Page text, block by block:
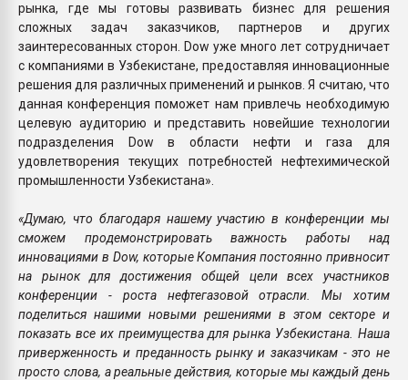
рынка, где мы готовы развивать бизнес для решения
сложных задач заказчиков, партнеров и других
заинтересованных сторон. Dow уже много лет сотрудничает
с компаниями в Узбекистане, предоставляя инновационные
решения для различных применений и рынков. Я считаю, что
данная конференция поможет нам привлечь необходимую
целевую аудиторию и представить новейшие технологии
подразделения Dow в области нефти и газа для
удовлетворения текущих потребностей нефтехимической
промышленности Узбекистана».
«Думаю, что благодаря нашему участию в конференции мы
сможем продемонстрировать важность работы над
инновациями в Dow, которые Компания постоянно привносит
на рынок для достижения общей цели всех участников
конференции - роста нефтегазовой отрасли. Мы хотим
поделиться нашими новыми решениями в этом секторе и
показать все их преимущества для рынка Узбекистана. Наша
приверженность и преданность рынку и заказчикам - это не
просто слова, а реальные действия, которые мы каждый день